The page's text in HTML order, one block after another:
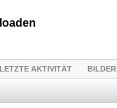
LETZTE AKTIVITÄT BILDER